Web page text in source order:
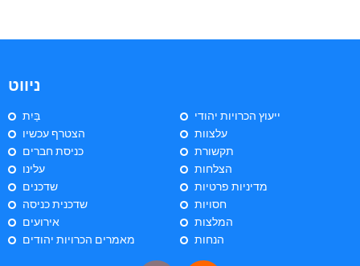
ניווט
בַּיִת
הצטרף עכשיו
כניסת חברים
עלינו
שדכנים
שדכנית כניסה
אירועים
מאמרים הכרויות יהודים
ייעוץ הכרויות יהודי
עלצוות
תקשורת
הצלחות
מדיניות פרטיות
חסויות
המלצות
הנחות